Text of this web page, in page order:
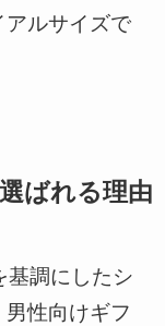
アルサイズで
ばれる理由
基調にしたシ
性向けギフ